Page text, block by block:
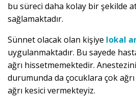
bu süreci daha kolay bir şekilde
sağlamaktadır.
Sünnet olacak olan kişiye lokal
uygulanmaktadır. Bu sayede
ağrı hissetmemektedir.
durumunda da çocuklara çok
ağrı kesici vermekteyiz.